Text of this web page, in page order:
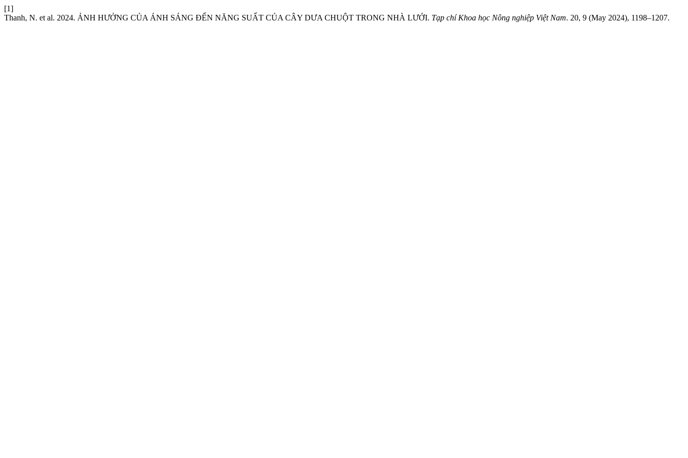
[1]
Thanh, N. et al. 2024. ẢNH HƯỞNG CỦA ÁNH SÁNG ĐẾN NĂNG SUẤT CỦA CÂY DƯA CHUỘT TRONG NHÀ LƯỚI. Tạp chí Khoa học Nông nghiệp Việt Nam. 20, 9 (May 2024), 1198–1207.